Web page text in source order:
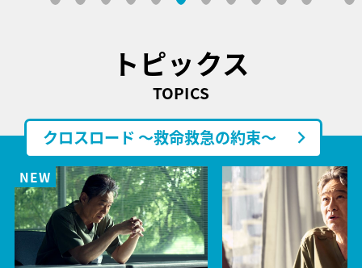
トピックス
TOPICS
クロスロード ～救命救急の約束～